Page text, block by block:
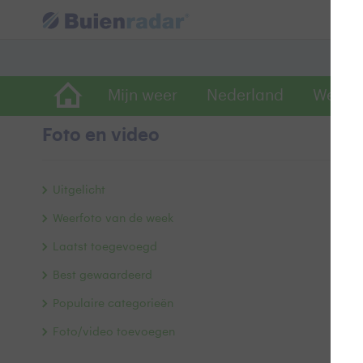
Mijn weer Nederland
Foto en video
Uitgelicht
Weerfoto van de week
Laatst toegevoegd
Best gewaardeerd
Populaire categorieën
Foto/video toevoegen